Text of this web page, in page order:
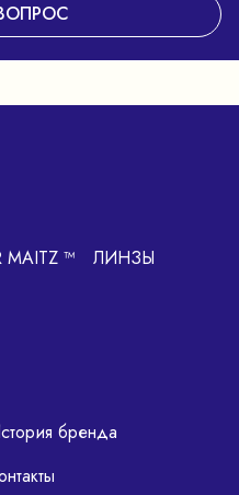
MAITZ ™
ЛИНЗЫ
бренда